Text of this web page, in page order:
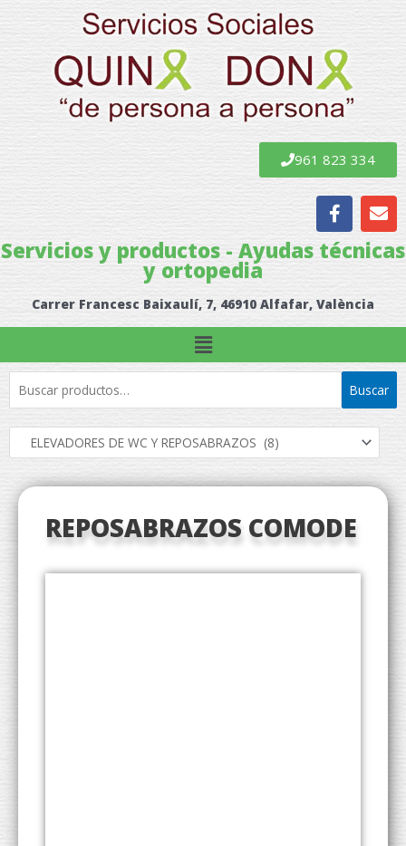
al
contenido
961 823 334
F
a
c
e
o
o
k
E
n
v
e
e
Servicios y productos - Ayudas técnicas
y ortopedia
Carrer Francesc Baixaulí, 7, 46910 Alfafar, València
Menú
por:
Buscar
REPOSABRAZOS COMODE